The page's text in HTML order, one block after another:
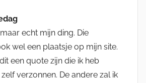
echt mijn ding. Die
wel een plaatsje op mijn site.
een quote zijn die ik heb
verzonnen. De andere zal ik